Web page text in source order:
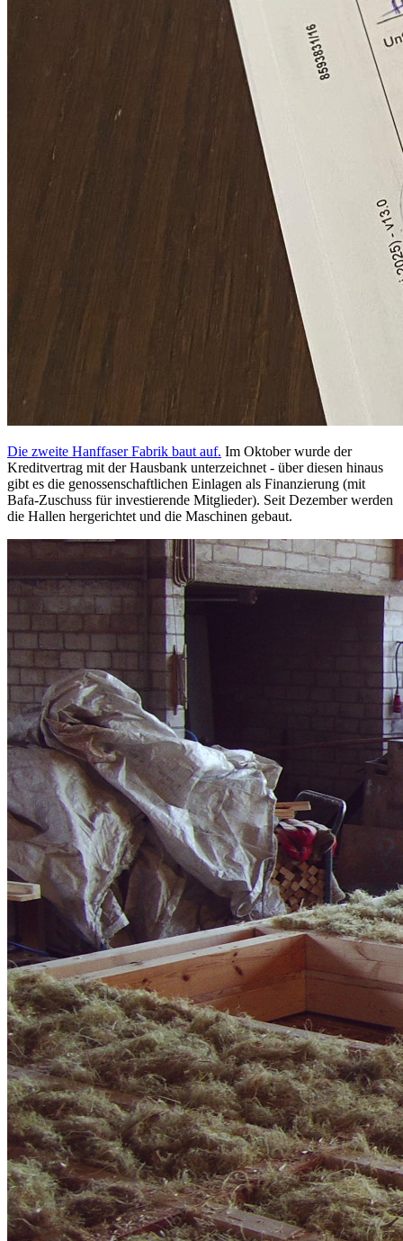
Die zweite Hanffaser Fabrik baut auf. Im Oktober wurde der
Kreditvertrag mit der Hausbank unterzeichnet - über diesen hinaus
gibt es die genossenschaftlichen Einlagen als Finanzierung (mit
Bafa-Zuschuss für investierende Mitglieder). Seit Dezember werden
die Hallen hergerichtet und die Maschinen gebaut.